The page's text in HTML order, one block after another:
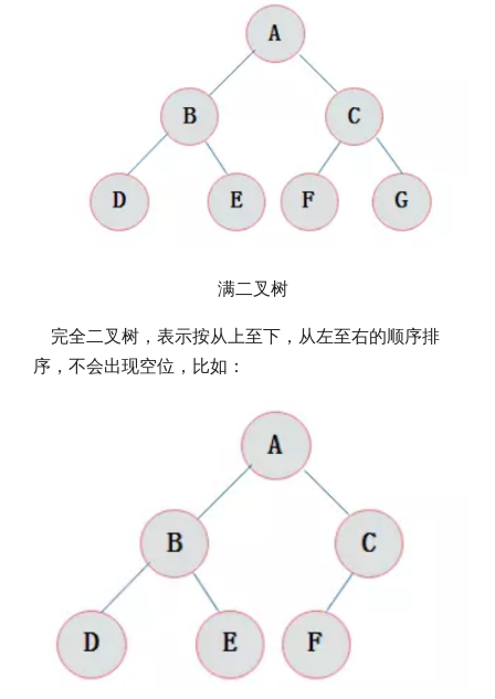
满二叉树
完全二叉树，表示按从上至下，从左至右的顺序排
序，不会出现空位，比如：